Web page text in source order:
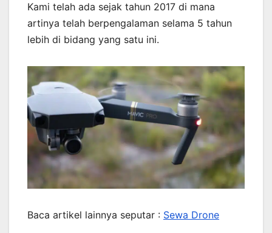
Kami telah ada sejak tahun 2017 di mana
artinya telah berpengalaman selama 5 tahun
lebih di bidang yang satu ini.
Baca artikel lainnya seputar : Sewa Drone